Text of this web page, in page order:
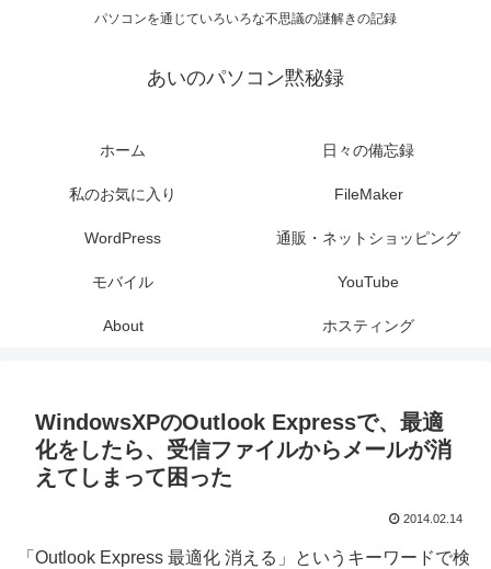
パソコンを通じていろいろな不思議の謎解きの記録
あいのパソコン黙秘録
ホーム 日々の備忘録
私のお気に入り FileMaker
WordPress 通販・ネットショッピング
モバイル YouTube
About ホスティング
WindowsXPのOutlook Expressで、最適
化をしたら、受信ファイルからメールが消
えてしまって困った
2014.02.14
「Outlook Express 最適化 消える」というキーワードで検